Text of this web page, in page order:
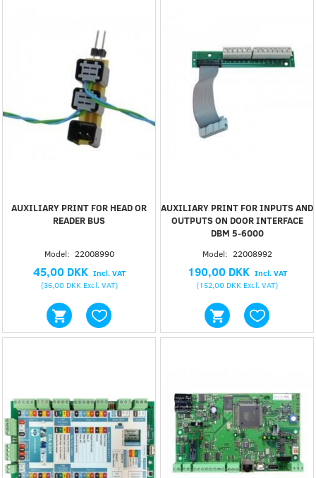
AUXILIARY PRINT FOR HEAD OR
READER BUS
Model: 22008990
45,00 DKK Incl. VAT
(36,00 DKKExcl. VAT)
AUXILIARY PRINT FOR INPUTS AND
OUTPUTS ON DOOR INTERFACE
DBM 5-6000
Model: 22008992
190,00 DKK Incl. VAT
(152,00 DKK Excl. VAT)